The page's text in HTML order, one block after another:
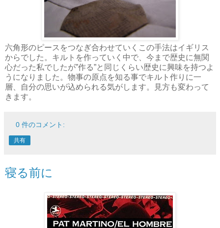
六角形のピースをつなぎ合わせていくこの手法はイギリス
からでした。キルトを作っていく中で、今まで歴史に無関
心だった私でしたが”作る”と同じくらい歴史に興味を持つよ
うになりました。物事の原点を知る事でキルト作りに一
層、自分の思いが込められる気がします。見方も変わって
きます。
0 件のコメント:
共有
寝る前に